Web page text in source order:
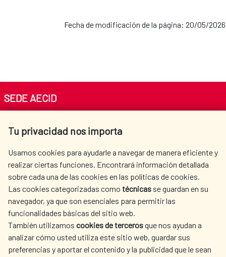
Fecha de modificación de la página: 20/05/2026
Tu privacidad nos importa
Usamos cookies para ayudarle a navegar de manera eficiente y
realizar ciertas funciones. Encontrará información detallada
sobre cada una de las cookies en las políticas de cookies.
Las cookies categorizadas como técnicas se guardan en su
navegador, ya que son esenciales para permitir las
funcionalidades básicas del sitio web.
También utilizamos cookies de tercerosque nos ayudan a
analizar cómo usted utiliza este sitio web, guardar sus
preferencias y aportar el contenido y la publicidad que le sean
SEDE AECID
Tel. +34 900 20 30 54​​​​​​​
AECID
OÙ NOUS COOPÉRONS
L'ACTION HUMANITAIRE
ESPAGNOLE
SALLE DE PRESSE
CULTURE ET SCIENCE BIBLIOTHÈQUE